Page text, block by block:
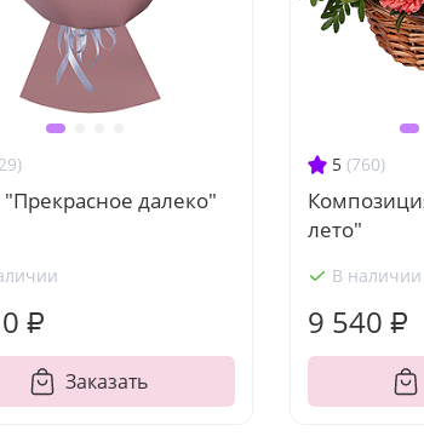
"Прекрасное далеко"
₽
Заказать
5 (760)
лето"
В наличии
9 540 ₽